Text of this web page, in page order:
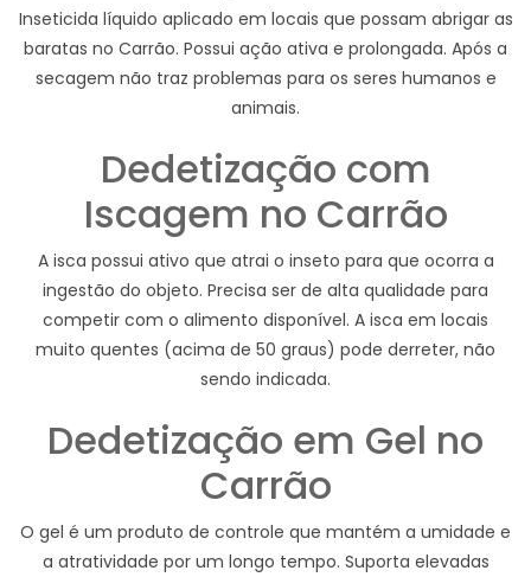
Inseticida líquido aplicado em locais que possam abrigar as
baratas no Carrão. Possui ação ativa e prolongada. Após a
secagem não traz problemas para os seres humanos e
animais.
Dedetização com
Iscagem no Carrão
A isca possui ativo que atrai o inseto para que ocorra a
ingestão do objeto. Precisa ser de alta qualidade para
competir com o alimento disponível. A isca em locais
muito quentes (acima de 50 graus) pode derreter, não
sendo indicada.
Dedetização em Gel no
Carrão
O gel é um produto de controle que mantém a umidade e
a atratividade por um longo tempo. Suporta elevadas